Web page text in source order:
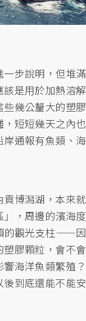
步說明，但堆滿
是用於加熱溶解
幾公釐大的塑膠
短短幾天之內也
通報有魚類、海
博潟湖，本來就
，周邊的濱海度
的觀光支柱——因
膠顆粒，會不會
海洋魚類繁殖？
到底還能不能安